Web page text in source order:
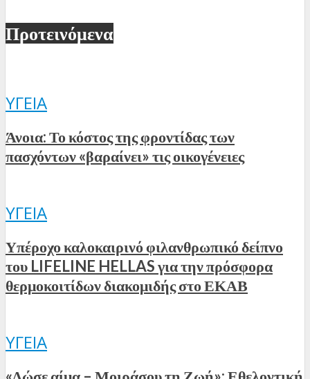
Προτεινόμενα
ΥΓΕΊΑ
Άνοια: Το κόστος της φροντίδας των
πασχόντων «βαραίνει» τις οικογένειες
ΥΓΕΊΑ
Υπέροχο καλοκαιρινό φιλανθρωπικό δείπνο
του LIFELINE HELLAS για την πρόσφορα
θερμοκοιτίδων διακομιδής στο ΕΚΑΒ
ΥΓΕΊΑ